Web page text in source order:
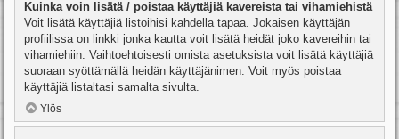
Kuinka voin lisätä / poistaa käyttäjiä kavereista tai vihamiehistä
Voit lisätä käyttäjiä listoihisi kahdella tapaa. Jokaisen käyttäjän
profiilissa on linkki jonka kautta voit lisätä heidät joko kavereihin tai
vihamiehiin. Vaihtoehtoisesti omista asetuksista voit lisätä käyttäjiä
suoraan syöttämällä heidän käyttäjänimen. Voit myös poistaa
käyttäjiä listaltasi samalta sivulta.
Ylös